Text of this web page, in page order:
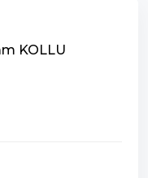
KOLLU